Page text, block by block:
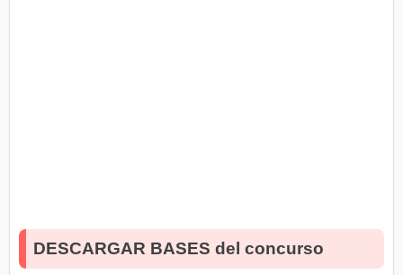
DESCARGAR BASES del concurso